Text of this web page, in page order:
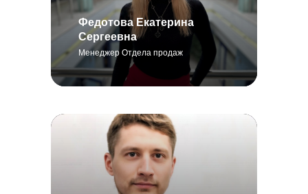
Федотова Екатерина
Сергеевна
Менеджер Отдела продаж